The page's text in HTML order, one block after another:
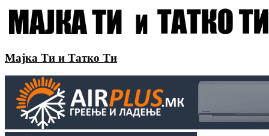
Мајка Ти и Татко Ти